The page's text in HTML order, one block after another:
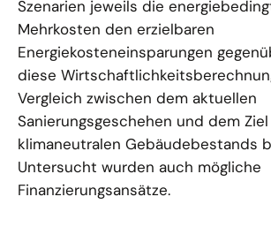
Szenarien jeweils die
Mehrkosten den erzielbaren
Energiekosteneinsparungen
diese
Vergleich zwischen dem aktuellen
Sanierungsgeschehen und dem
klimaneutralen Gebäudebestands
Untersucht wurden auch mögliche
Finanzierungsansätze.